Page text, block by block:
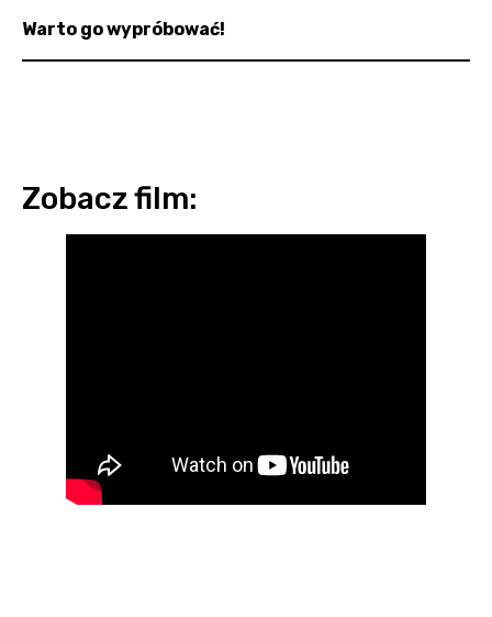
Warto go wypróbować!
Zobacz film: